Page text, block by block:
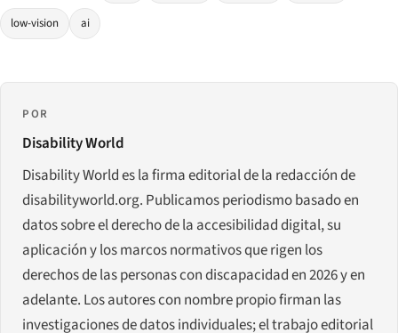
low-vision ai
POR
Disability World
Disability World es la firma editorial de la redacción de
disabilityworld.org. Publicamos periodismo basado en
datos sobre el derecho de la accesibilidad digital, su
aplicación y los marcos normativos que rigen los
derechos de las personas con discapacidad en 2026 y en
adelante. Los autores con nombre propio firman las
investigaciones de datos individuales; el trabajo editorial